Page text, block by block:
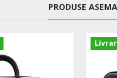
PRODUSE